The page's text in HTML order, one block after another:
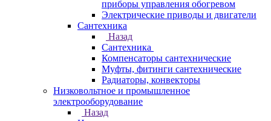
приборы управления обогревом
Электрические приводы и двигатели
Сантехника
Назад
Сантехника
Компенсаторы сантехнические
Муфты, фитинги сантехнические
Радиаторы, конвекторы
Низковольтное и промышленное
электрооборудование
Назад